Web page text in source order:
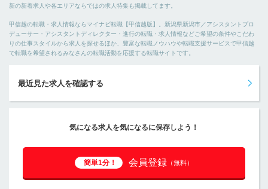
新の新着求人や各エリアならではの求人特集も掲載してます。
甲信越の転職・求人情報ならマイナビ転職【甲信越版】。新潟県新潟市／アシスタントプロ
デューサー・アシスタントディレクター・進行の転職・求人情報などご希望の条件やこだわ
りの仕事スタイルから求人を探せるほか、豊富な転職ノウハウや転職支援サービスで甲信越
で転職を希望されるみなさんの転職活動を応援する転職サイトです。
最近見た求人を確認する
気になる求人を気になるに保存しよう！
簡単1分！ 会員登録 （無料）